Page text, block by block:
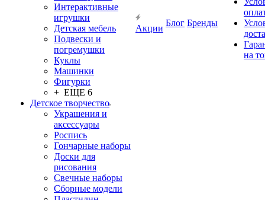
Интерактивные
игрушки
Детская мебель
Подвески и
погремушки
Куклы
Машинки
Фигурки
+ ЕЩЕ 6
Детское творчество
Украшения и
аксессуары
Роспись
Гончарные наборы
Доски для
рисования
Свечные наборы
Сборные модели
Акции
Блог Бренды
на